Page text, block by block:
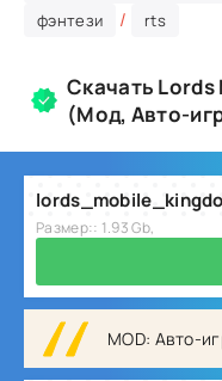
фэнтези / rts
Скачать
(Мод, Авто-
Размер:: 1.93 Gb,
MOD: Авто-